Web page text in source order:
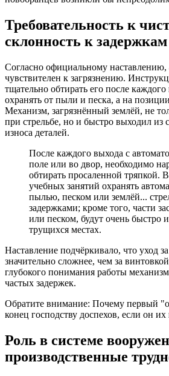
Требовательность к
склонность к задержкам
Согласно официальному наставлению,
чувствителен к загрязнению.
тщательно обтирать его после
охранять от пыли и песка, а на
Механизм, загрязнённый землёй, не
при стрельбе, но и быстро выходил из
износа деталей.
После каждого выхода с
поле или во двор, необходимо
обтирать просаленной тряпкой.
учебных занятий охранять
пылью, песком или землёй...
задержками; кроме того, части
или песком, будут очень быстро
трущихся местах.
Наставление подчёркивало, что уход
значительно сложнее, чем за
глубокого понимания работы
частых задержек.
Обратите внимание: Почему первый
конец господству доспехов, если он
Роль в системе
производственные